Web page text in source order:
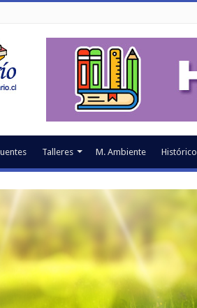
Talleres M. Ambiente Histórico